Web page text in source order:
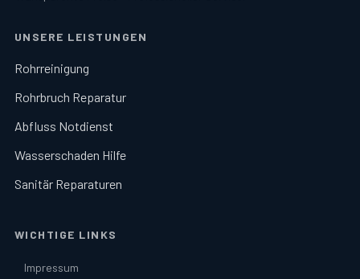
UNSERE LEISTUNGEN
Rohrreinigung
Rohrbruch Reparatur
Abfluss Notdienst
Wasserschaden Hilfe
Sanitär Reparaturen
WICHTIGE LINKS
Impressum